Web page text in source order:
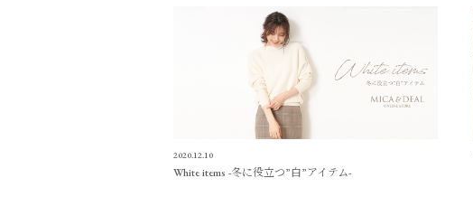
2020.12.10
White items -冬に役立つ”白”アイテム-